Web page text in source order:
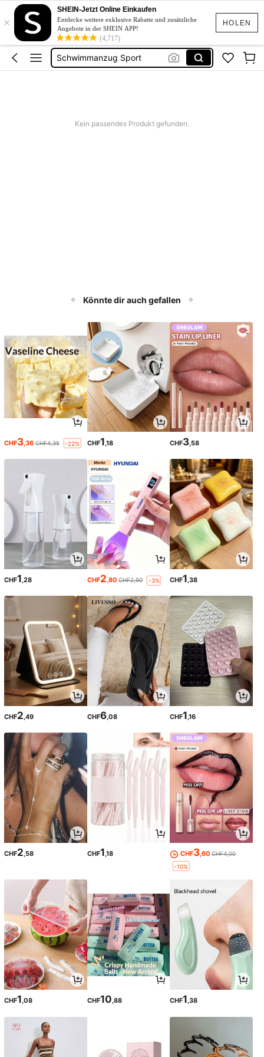
HOLEN
×
SHEIN-Jetzt Online Einkaufen
Entdecke weitere exklusive Rabatte und zusätzliche
Angebote in der SHEIN APP!
(4,717)
Halloween Supplies
Linen
Schwimmanzug Sport
Bridesmaid Dresses
Kein passendes Produkt gefunden.
Könnte dir auch gefallen
CHF3 ,36 CHF4,35 -22% CHF1 ,18 CHF3 ,58
CHF1,28 CHF2,80 CHF2,90 -3% CHF1,38
CHF2,49 CHF6,08 CHF1,16
CHF2,58 CHF1,18 CHF3,60 CHF4,00
-10%
CHF1,08 CHF10,88 CHF1,38